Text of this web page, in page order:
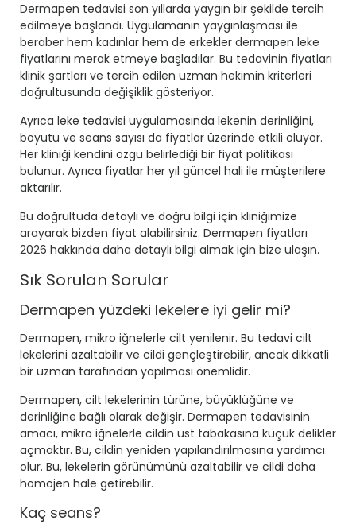
Dermapen tedavisi son yıllarda yaygın bir şekilde tercih
edilmeye başlandı. Uygulamanın yaygınlaşması ile
beraber hem kadınlar hem de erkekler dermapen leke
fiyatlarını merak etmeye başladılar. Bu tedavinin fiyatları
klinik şartları ve tercih edilen uzman hekimin kriterleri
doğrultusunda değişiklik gösteriyor.
Ayrıca leke tedavisi uygulamasında lekenin derinliğini,
boyutu ve seans sayısı da fiyatlar üzerinde etkili oluyor.
Her kliniği kendini özgü belirlediği bir fiyat politikası
bulunur. Ayrıca fiyatlar her yıl güncel hali ile müşterilere
aktarılır.
Bu doğrultuda detaylı ve doğru bilgi için kliniğimize
arayarak bizden fiyat alabilirsiniz. Dermapen fiyatları
2026 hakkında daha detaylı bilgi almak için bize ulaşın.
Sık Sorulan Sorular
Dermapen yüzdeki lekelere iyi gelir mi?
Dermapen, mikro iğnelerle cilt yenilenir. Bu tedavi cilt
lekelerini azaltabilir ve cildi gençleştirebilir, ancak dikkatli
bir uzman tarafından yapılması önemlidir.
Dermapen, cilt lekelerinin türüne, büyüklüğüne ve
derinliğine bağlı olarak değişir. Dermapen tedavisinin
amacı, mikro iğnelerle cildin üst tabakasına küçük delikler
açmaktır. Bu, cildin yeniden yapılandırılmasına yardımcı
olur. Bu, lekelerin görünümünü azaltabilir ve cildi daha
homojen hale getirebilir.
Kaç seans?